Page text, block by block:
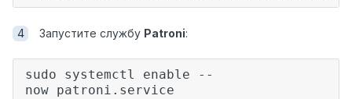
Запустите службу Patroni:
sudo systemctl enable --
now patroni.service